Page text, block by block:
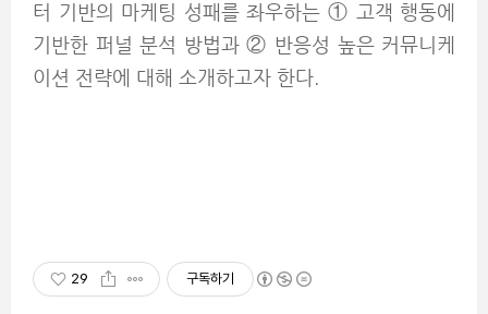
터 기반의 마케팅 성패를 좌우하는 ① 고객 행동에
기반한 퍼널 분석 방법과 ② 반응성 높은 커뮤니케
이션 전략에 대해 소개하고자 한다.
29 구독하기